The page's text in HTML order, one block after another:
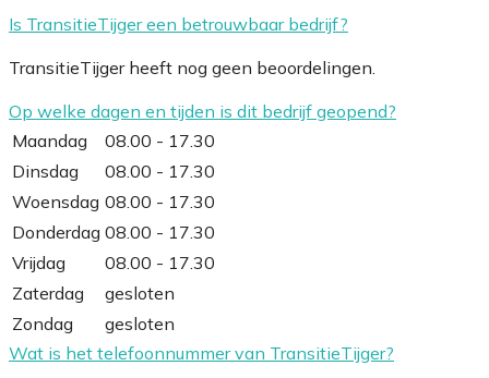
Is TransitieTijger een betrouwbaar bedrijf?
TransitieTijger heeft nog geen beoordelingen.
Op welke dagen en tijden is dit bedrijf geopend?
Maandag
08.00 - 17.30
Dinsdag
08.00 - 17.30
Woensdag 08.00 - 17.30
Donderdag 08.00 - 17.30
Vrijdag
08.00 - 17.30
Zaterdag
gesloten
Zondag
gesloten
Wat is het telefoonnummer van TransitieTijger?